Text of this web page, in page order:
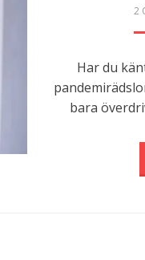
2
Har du
bara